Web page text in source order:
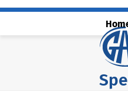
Skip
content